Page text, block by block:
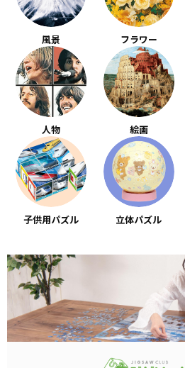
風景 フラワー
人物 絵画
子供用パズル 立体パズル